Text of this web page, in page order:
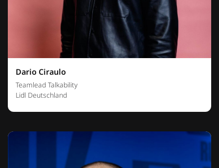
Dario Ciraulo
Teamlead Talkability
Lidl Deutschland